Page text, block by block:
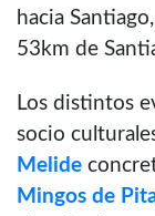
hacia
53km de
Los distintos
socio
Melide
Mingos de